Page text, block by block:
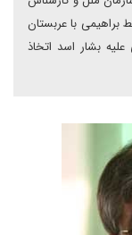
براهیمی با عربستان
بشار اسد اتخاذ